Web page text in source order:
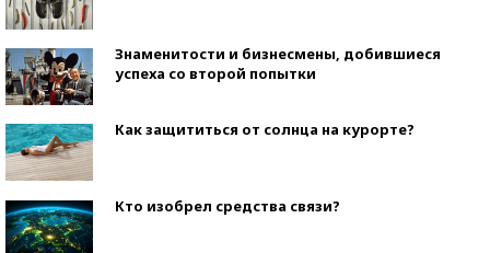
Знаменитости и бизнесмены, добившиеся
успеха со второй попытки
Как защититься от солнца на курорте?
Кто изобрел средства связи?